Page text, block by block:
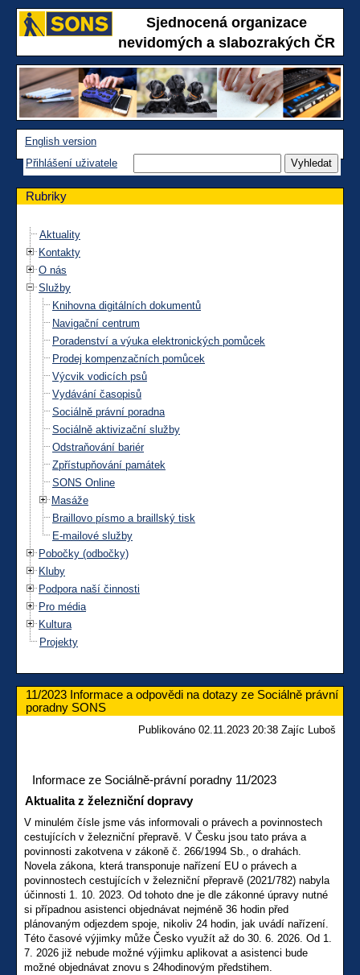
Sjednocená organizace
nevidomých a slabozrakých ČR
English version
Přihlášení uživatele
Rubriky
Aktuality
Kontakty
O nás
Služby
Knihovna digitálních dokumentů
Navigační centrum
Poradenství a výuka elektronických pomůcek
Prodej kompenzačních pomůcek
Výcvik vodicích psů
Vydávání časopisů
Sociálně právní poradna
Sociálně aktivizační služby
Odstraňování bariér
Zpřístupňování památek
SONS Online
Masáže
Braillovo písmo a braillský tisk
E-mailové služby
Pobočky (odbočky)
Kluby
Podpora naší činnosti
Pro média
Kultura
Projekty
11/2023 Informace a odpovědi na dotazy ze Sociálně právní
poradny SONS
Publikováno 02.11.2023 20:38 Zajíc Luboš
Informace ze Sociálně-právní poradny 11/2023
Aktualita z železniční dopravy
V minulém čísle jsme vás informovali o právech a povinnostech
cestujících v železniční přepravě. V Česku jsou tato práva a
povinnosti zakotvena v zákoně č. 266/1994 Sb., o drahách.
Novela zákona, která transponuje nařízení EU o právech a
povinnostech cestujících v železniční přepravě (2021/782) nabyla
účinnosti 1. 10. 2023. Od tohoto dne je dle zákonné úpravy nutné
si případnou asistenci objednávat nejméně 36 hodin před
plánovaným odjezdem spoje, nikoliv 24 hodin, jak uvádí nařízení.
Této časové výjimky může Česko využít až do 30. 6. 2026. Od 1.
7. 2026 již nebude možné výjimku aplikovat a asistenci bude
možné objednávat znovu s 24hodinovým předstihem.